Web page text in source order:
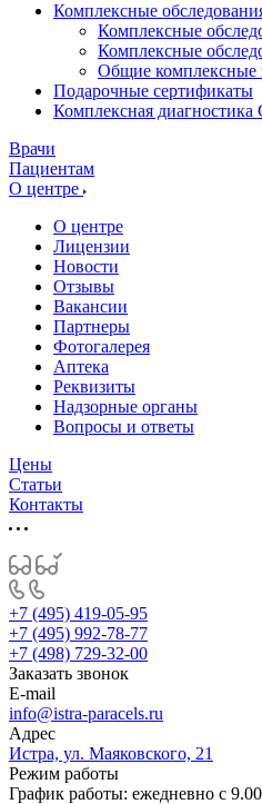
Комплексные
Комплексные
Комплексные
Общие комплексные
Подарочные сертификаты
Комплексная
Врачи
Пациентам
О центре
О центре
Лицензии
Новости
Отзывы
Вакансии
Партнеры
Фотогалерея
Аптека
Реквизиты
Надзорные органы
Вопросы и ответы
Цены
Статьи
Контакты
+7 (495) 419-05-95
+7 (495) 992-78-77
+7 (498) 729-32-00
Заказать звонок
E-mail
info@istra-paracels.ru
Адрес
Истра, ул. Маяковского, 21
Режим работы
График работы: ежедневно с